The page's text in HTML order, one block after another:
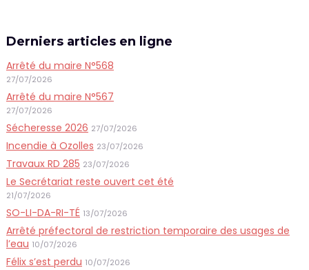
Derniers articles en ligne
Arrêté du maire N°568
27/07/2026
Arrêté du maire N°567
27/07/2026
Sécheresse 2026 27/07/2026
Incendie à Ozolles 23/07/2026
Travaux RD 285 23/07/2026
Le Secrétariat reste ouvert cet été
21/07/2026
SO-LI-DA-RI-TÉ 13/07/2026
Arrêté préfectoral de restriction temporaire des usages de
l’eau 10/07/2026
Félix s’est perdu 10/07/2026